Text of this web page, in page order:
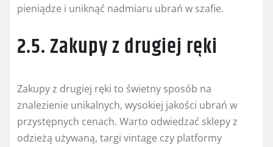
pieniądze i uniknąć nadmiaru ubrań w szafie.
2.5. Zakupy z drugiej ręki
Zakupy z drugiej ręki to świetny sposób na
znalezienie unikalnych, wysokiej jakości ubrań w
przystępnych cenach. Warto odwiedzać sklepy z
odzieżą używaną, targi vintage czy platformy